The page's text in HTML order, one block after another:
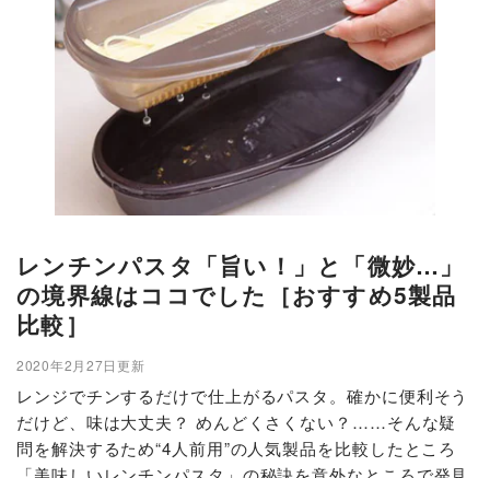
レンチンパスタ「旨い！」と「微妙…」
の境界線はココでした［おすすめ5製品
比較］
2020年2月27日更新
レンジでチンするだけで仕上がるパスタ。確かに便利そう
だけど、味は大丈夫？ めんどくさくない？……そんな疑
問を解決するため“4人前用”の人気製品を比較したところ